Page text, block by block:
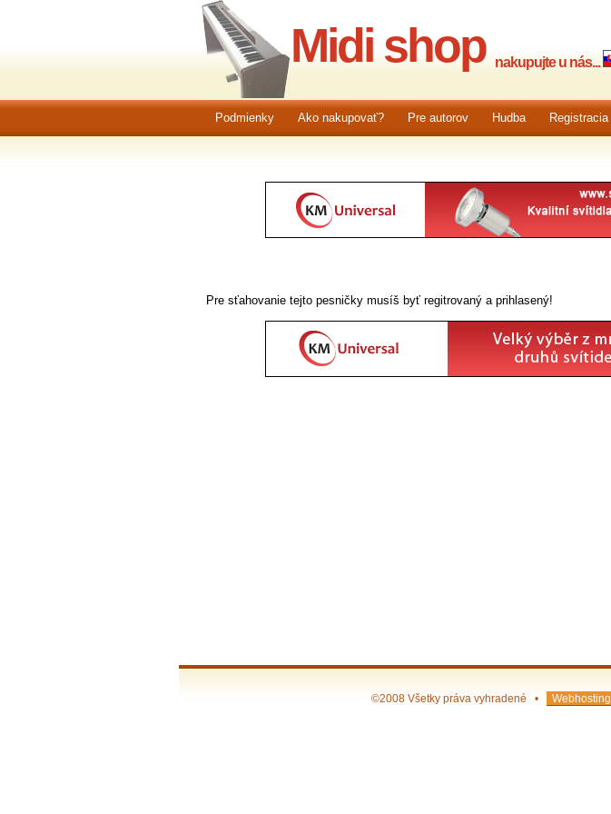
Midi shop nakupujte u nás...
Podmienky Ako nakupovať? Pre autorov Hudba Registracia
Pre sťahovanie tejto pesničky musíš byť regitrovaný a prihlasený!
©2008 Všetky práva vyhradené • Webhosting